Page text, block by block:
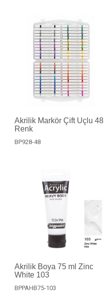
Akrilik Markör Çift Uçlu 48
Renk
BP928-48
Akrilik Boya 75 ml Zinc
White 103
BPPAHB75-103